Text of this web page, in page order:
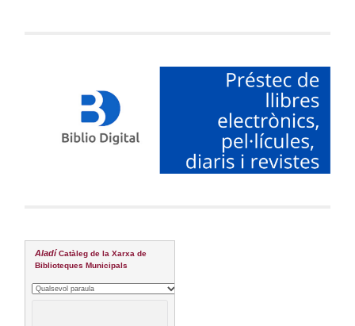
Aladí Catàleg de la Xarxa de
Biblioteques Municipals